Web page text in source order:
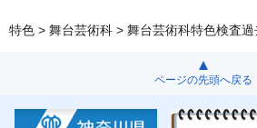
特色 > 舞台芸術科 > 舞台芸術科特色検査過
ページの先頭へ戻る